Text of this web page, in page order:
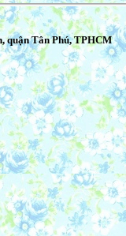
quận Tân Phú, TPHCM